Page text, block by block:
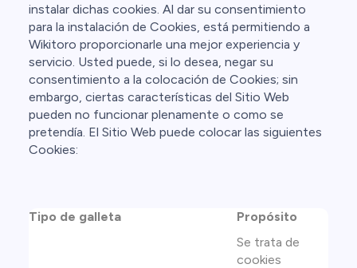
instalar dichas cookies. Al dar su consentimiento
para la instalación de Cookies, está permitiendo a
Wikitoro proporcionarle una mejor experiencia y
servicio. Usted puede, si lo desea, negar su
consentimiento a la colocación de Cookies; sin
embargo, ciertas características del Sitio Web
pueden no funcionar plenamente o como se
pretendía. El Sitio Web puede colocar las siguientes
Cookies:
Tipo de galleta Propósito
Se trata de
cookies